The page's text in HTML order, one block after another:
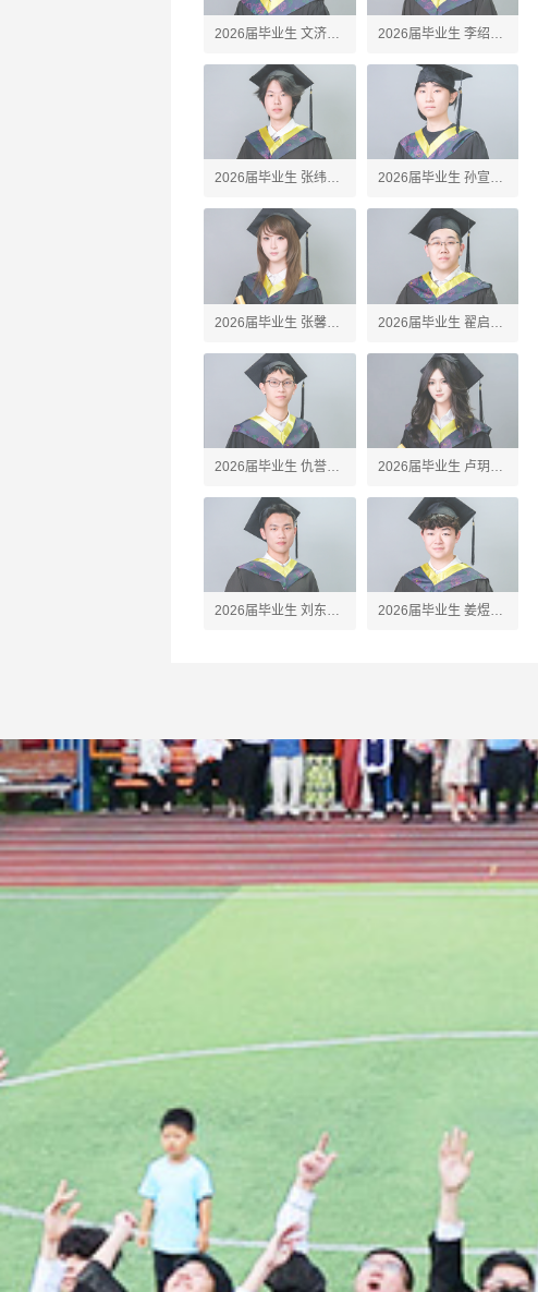
2026届毕业生 文济
Webster
2026届毕业生 李绍槐
2026届毕业生 张纬之 2026届毕业生 孙宣德
2026届毕业生 张馨予 2026届毕业生 翟启善
2026届毕业生 仇誉竣 2026届毕业生 卢玥
2026届毕业生 刘东珩 2026届毕业生 姜煜垒